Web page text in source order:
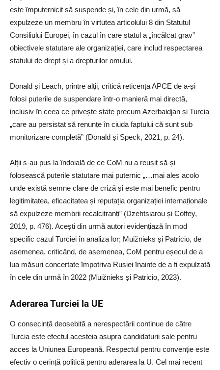
este împuternicit să suspende și, în cele din urmă, să
expulzeze un membru în virtutea articolului 8 din Statutul
Consiliului Europei, în cazul în care statul a „încălcat grav”
obiectivele statutare ale organizației, care includ respectarea
statului de drept și a drepturilor omului.
Donald și Leach, printre alții, critică reticența APCE de a-și
folosi puterile de suspendare într-o manieră mai directă,
inclusiv în ceea ce privește state precum Azerbaidjan și Turcia
„care au persistat să renunțe în ciuda faptului că sunt sub
monitorizare completă” (Donald și Speck, 2021, p. 24).
Alții s-au pus la îndoială de ce CoM nu a reușit să-și
folosească puterile statutare mai puternic „…mai ales acolo
unde există semne clare de criză și este mai benefic pentru
legitimitatea, eficacitatea și reputația organizației internaționale
să expulzeze membrii recalcitranți” (Dzehtsiarou și Coffey,
2019, p. 476). Acești din urmă autori evidențiază în mod
specific cazul Turciei în analiza lor; Muižnieks și Patrício, de
asemenea, criticând, de asemenea, CoM pentru eșecul de a
lua măsuri concertate împotriva Rusiei înainte de a fi expulzată
în cele din urmă în 2022 (Muižnieks și Patricio, 2023).
Aderarea Turciei la UE
O consecință deosebită a nerespectării continue de către
Turcia este efectul acesteia asupra candidaturii sale pentru
acces la Uniunea Europeană. Respectul pentru convenție este
efectiv o cerință politică pentru aderarea la U. Cel mai recent